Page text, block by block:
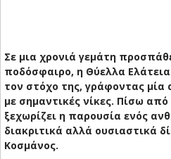
Σε μια χρονιά γεμάτη
ποδόσφαιρο, η Θύελλα
τον στόχο της, γράφοντας
με σημαντικές νίκες. Πίσω
ξεχωρίζει η παρουσία ενός
διακριτικά αλλά ουσιαστικά
Κοσμάνος.